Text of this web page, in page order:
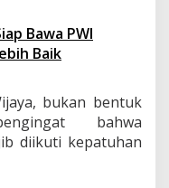
Bawa PWI
Baik
bukan bentuk
bahwa
diikuti kepatuhan